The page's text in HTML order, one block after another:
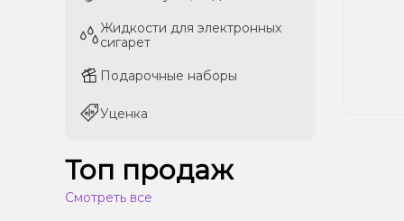
Жидкости для электронных
сигарет
Подарочные наборы
Уценка
Жидкости для электронных
сигарет
Подарочные наборы
Уценка
Топ продаж
Смотреть все